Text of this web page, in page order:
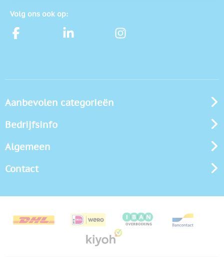
Volg ons ook op:
Aanbevolen categorieën
Bedrijfsinfo
Algemeen
Contact